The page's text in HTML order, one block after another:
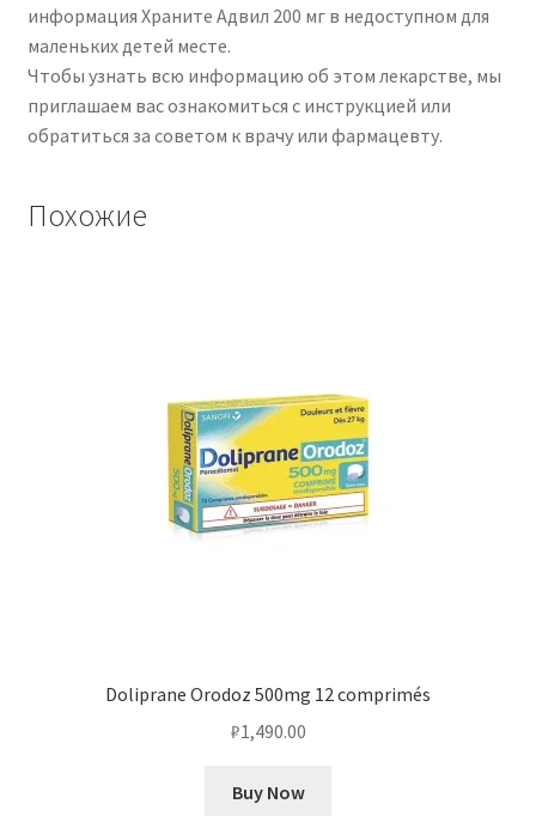
информация Храните Адвил 200 мг в недоступном для
маленьких детей месте.
Чтобы узнать всю информацию об этом лекарстве, мы
приглашаем вас ознакомиться с инструкцией или
обратиться за советом к врачу или фармацевту.
Похожие
Doliprane Orodoz 500mg 12 comprimés
₽1,490.00
Buy Now